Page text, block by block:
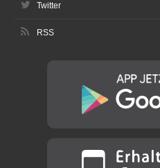
Twitter
RSS